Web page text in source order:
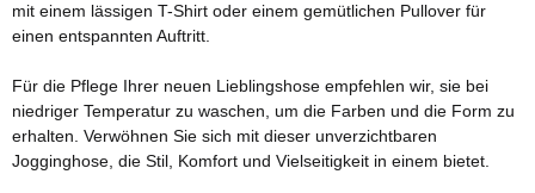
mit einem lässigen T-Shirt oder einem gemütlichen Pullover für
einen entspannten Auftritt.
Für die Pflege Ihrer neuen Lieblingshose empfehlen wir, sie bei
niedriger Temperatur zu waschen, um die Farben und die Form zu
erhalten. Verwöhnen Sie sich mit dieser unverzichtbaren
Jogginghose, die Stil, Komfort und Vielseitigkeit in einem bietet.